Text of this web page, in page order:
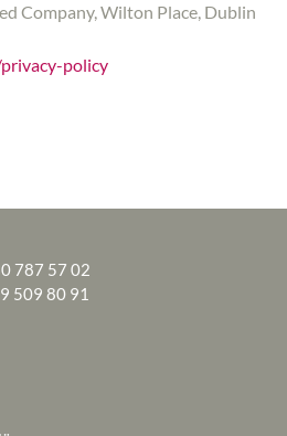
Company, Wilton Place, Dublin
policy
787 57 02
509 80 91